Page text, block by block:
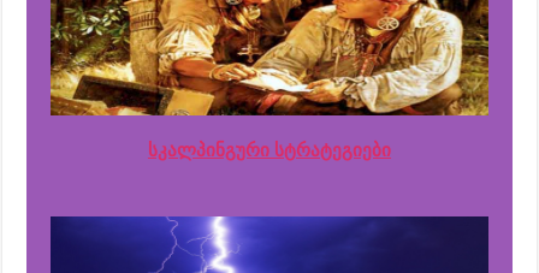
სკალპინგური სტრატეგიები